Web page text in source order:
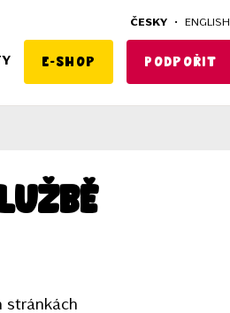
E-shop Podpořit
ČESKY • ENGLISH
stránkách